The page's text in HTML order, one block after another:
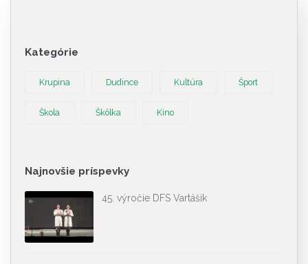
Kategórie
Krupina Dudince Kultúra Šport
Škola Škôlka Kino
Najnovšie príspevky
45. výročie DFS Vartášik